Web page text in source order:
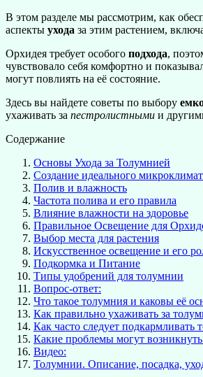
В этом разделе мы рассмотрим, как
аспекты ухода за этим растением,
Орхидея требует особого подхода,
чувствовало себя комфортно и
могут повлиять на её состояние.
Здесь вы найдете советы по выбору
ухаживать за пестролистными и
Содержание
Основы Ухода за Толумнией
Создание идеального
Полив и влажность
Частота полива и его правила
Влияние влажности на здоровье
Правильное Освещение для
Выбор места для растения
Искусственное освещение и его
Подкормка и Питание
Типы удобрений для толумнии
Вопрос-ответ:
Что такое толумния и каковы её
Как правильно ухаживать за
Как часто следует
Какие проблемы могут
Видео:
Толумнии. Описание, посадка,